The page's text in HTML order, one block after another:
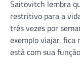
Saitovitch lembra
restritivo para a
três vezes por
exemplo viajar, fica
está com sua